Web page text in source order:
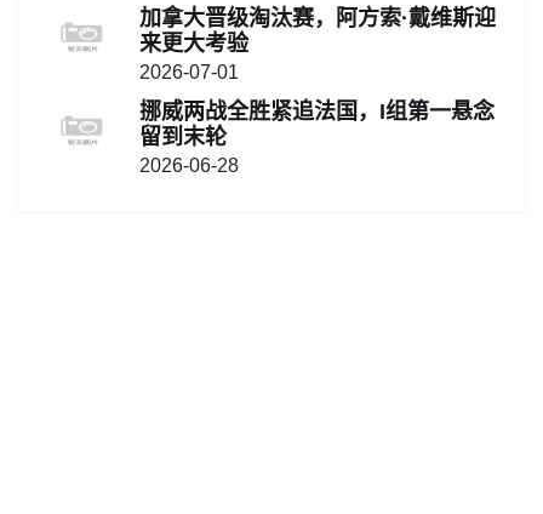
加拿大晋级淘汰赛，阿方索·戴维斯迎
来更大考验
2026-07-01
挪威两战全胜紧追法国，I组第一悬念
留到末轮
2026-06-28